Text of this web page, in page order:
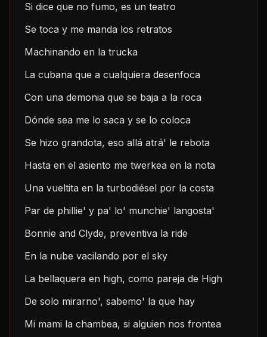
Si dice que no fumo, es un teatro
Se toca y me manda los retratos
Machinando en la trucka
La cubana que a cualquiera desenfoca
Con una demonia que se baja a la roca
Dónde sea me lo saca y se lo coloca
Se hizo grandota, eso allá atrá' le rebota
Hasta en el asiento me twerkea en la nota
Una vueltita en la turbodiésel por la costa
Par de phillie' y pa' lo' munchie' langosta'
Bonnie and Clyde, preventiva la ride
En la nube vacilando por el sky
La bellaquera en high, como pareja de High
De solo mirarno', sabemo' la que hay
Mi mami la chambea, si alguien nos frontea